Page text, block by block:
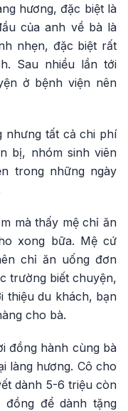
hương, đặc biệt là
của anh về bà là
nhẹn, đặc biệt rất
Sau nhiều lần tới
ở bệnh viện nên
nhưng tất cả chi phí
bị, nhóm sinh viên
trong những ngày
mà thấy mệ chỉ ăn
xong bữa. Mệ cứ
chỉ ăn uống đơn
trường biết chuyện,
thiệu du khách, bạn
cho bà.
đồng hành cùng bà
làng hương. Cô cho
dành 5-6 triệu còn
đồng để dành tặng